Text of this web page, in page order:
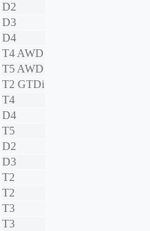
D2
D3
D4
T4 AWD
T5 AWD
T2 GTDi
T4
D4
T5
D2
D3
T2
T2
T3
T3